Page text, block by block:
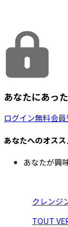
あなたにあっ
ログイン無料会員
あなたへのオスス
あなたが興
クレンジ
TOUT